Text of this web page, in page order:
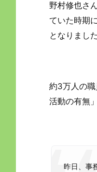
野村修也さ
ていた時期
となりました
約3万人の
活動の有無
昨日、事